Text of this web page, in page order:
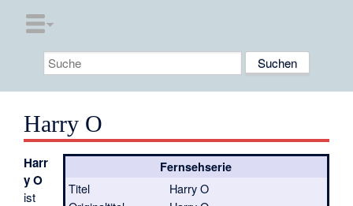
Harry O
Fernsehserie
Titel
Harry O
Harr
y O
ist